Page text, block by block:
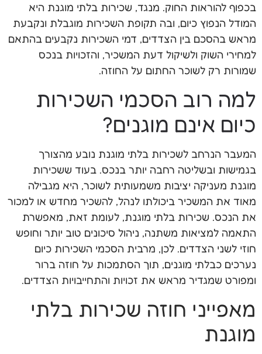
בכפוף להוראות החוק. מנגד, שכירות בלתי מוגנת היא
המודל הנפוץ כיום, ובה תקופת השכירות מוגבלת ונקבעת
מראש בהסכם בין הצדדים, דמי השכירות נקבעים בהתאם
למחירי השוק ולשיקול דעת המשכיר, והזכויות בנכס
שמורות רק לשוכר החתום על החוזה.
למה רוב הסכמי השכירות
כיום אינם מוגנים?
המעבר הנרחב לשכירות בלתי מוגנת נובע מהצורך
בגמישות ובשליטה רחבה יותר בנכס. בעוד ששכירות
מוגנת מעניקה יציבות משמעותית לשוכר, היא מגבילה
מאוד את המשכיר ביכולתו לנהל, להשכיר מחדש או למכור
את הנכס. שכירות בלתי מוגנת, לעומת זאת, מאפשרת
התאמה למציאות משתנה, ניהול סיכונים טוב יותר וחופש
חוזי לשני הצדדים. לכן, מרבית הסכמי השכירות כיום
נערכים כבלתי מוגנים, תוך הסתמכות על חוזה ברור
ומפורט שמגדיר מראש את זכויות והתחייבויות הצדדים.
מאפייני חוזה שכירות בלתי
מוגנת